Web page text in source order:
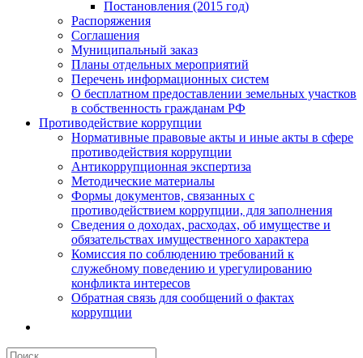
Постановления (2015 год)
Распоряжения
Соглашения
Муниципальный заказ
Планы отдельных мероприятий
Перечень информационных систем
О бесплатном предоставлении земельных участков
в собственность гражданам РФ
Противодействие коррупции
Нормативные правовые акты и иные акты в сфере
противодействия коррупции
Антикоррупционная экспертиза
Методические материалы
Формы документов, связанных с
противодействием коррупции, для заполнения
Сведения о доходах, расходах, об имуществе и
обязательствах имущественного характера
Комиссия по соблюдению требований к
служебному поведению и урегулированию
конфликта интересов
Обратная связь для сообщений о фактах
коррупции
Результат